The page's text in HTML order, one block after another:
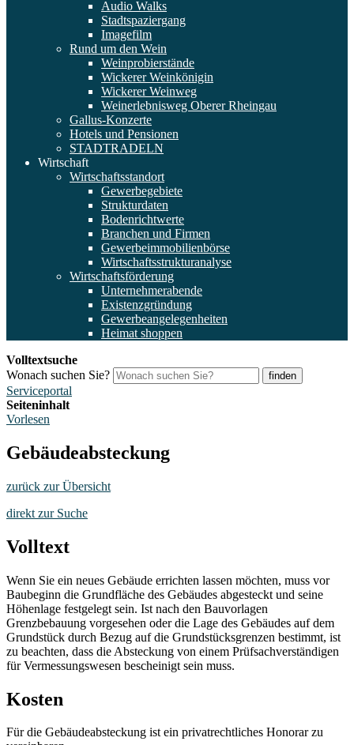
Audio Walks
Stadtspaziergang
Imagefilm
Rund um den Wein
Weinprobierstände
Wickerer Weinkönigin
Wickerer Weinweg
Weinerlebnisweg Oberer Rheingau
Gallus-Konzerte
Hotels und Pensionen
STADTRADELN
Wirtschaft
Wirtschaftsstandort
Gewerbegebiete
Strukturdaten
Bodenrichtwerte
Branchen und Firmen
Gewerbeimmobilienbörse
Wirtschaftsstrukturanalyse
Wirtschaftsförderung
Unternehmerabende
Existenzgründung
Gewerbeangelegenheiten
Heimat shoppen
Volltextsuche
Wonach suchen Sie?
finden
Serviceportal
Seiteninhalt
Vorlesen
Gebäudeabsteckung
zurück zur Übersicht
direkt zur Suche
Volltext
Wenn Sie ein neues Gebäude errichten lassen möchten, muss vor
Baubeginn die Grundfläche des Gebäudes abgesteckt und seine
Höhenlage festgelegt sein. Ist nach den Bauvorlagen
Grenzbebauung vorgesehen oder die Lage des Gebäudes auf dem
Grundstück durch Bezug auf die Grundstücksgrenzen bestimmt, ist
zu beachten, dass die Absteckung von einem Prüfsachverständigen
für Vermessungswesen bescheinigt sein muss.
Kosten
Für die Gebäudeabsteckung ist ein privatrechtliches Honorar zu